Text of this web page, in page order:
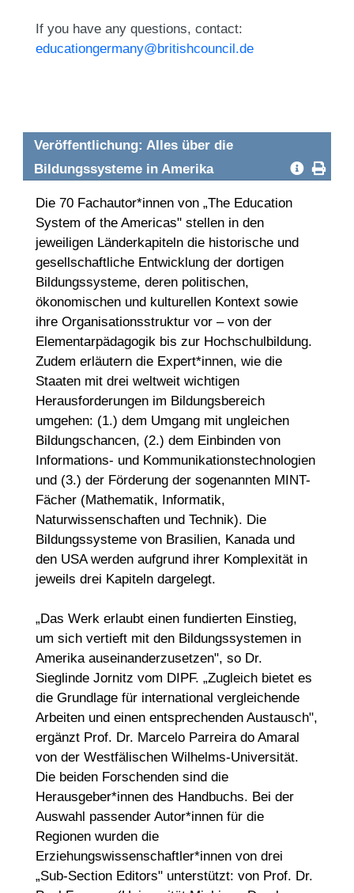
If you have any questions, contact:
educationgermany@britishcouncil.de
Veröffentlichung: Alles über die
Bildungssysteme in Amerika
Die 70 Fachautor*innen von „The Education
System of the Americas" stellen in den
jeweiligen Länderkapiteln die historische und
gesellschaftliche Entwicklung der dortigen
Bildungssysteme, deren politischen,
ökonomischen und kulturellen Kontext sowie
ihre Organisationsstruktur vor – von der
Elementarpädagogik bis zur Hochschulbildung.
Zudem erläutern die Expert*innen, wie die
Staaten mit drei weltweit wichtigen
Herausforderungen im Bildungsbereich
umgehen: (1.) dem Umgang mit ungleichen
Bildungschancen, (2.) dem Einbinden von
Informations- und Kommunikationstechnologien
und (3.) der Förderung der sogenannten MINT-
Fächer (Mathematik, Informatik,
Naturwissenschaften und Technik). Die
Bildungssysteme von Brasilien, Kanada und
den USA werden aufgrund ihrer Komplexität in
jeweils drei Kapiteln dargelegt.
„Das Werk erlaubt einen fundierten Einstieg,
um sich vertieft mit den Bildungssystemen in
Amerika auseinanderzusetzen", so Dr.
Sieglinde Jornitz vom DIPF. „Zugleich bietet es
die Grundlage für international vergleichende
Arbeiten und einen entsprechenden Austausch",
ergänzt Prof. Dr. Marcelo Parreira do Amaral
von der Westfälischen Wilhelms-Universität.
Die beiden Forschenden sind die
Herausgeber*innen des Handbuchs. Bei der
Auswahl passender Autor*innen für die
Regionen wurden die
Erziehungswissenschaftler*innen von drei
„Sub-Section Editors" unterstützt: von Prof. Dr.